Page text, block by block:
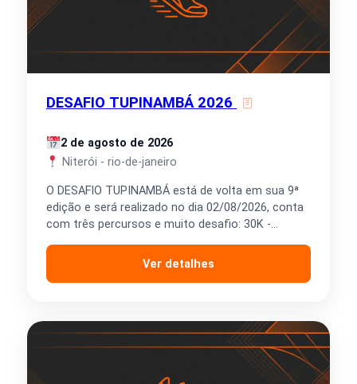
DESAFIO TUPINAMBÁ 2026
2 de agosto de 2026
Niterói - rio-de-janeiro
O DESAFIO TUPINAMBÁ está de volta em sua 9ª
edição e será realizado no dia 02/08/2026, conta
com três percursos e muito desafio: 30K -…
Ver detalhes